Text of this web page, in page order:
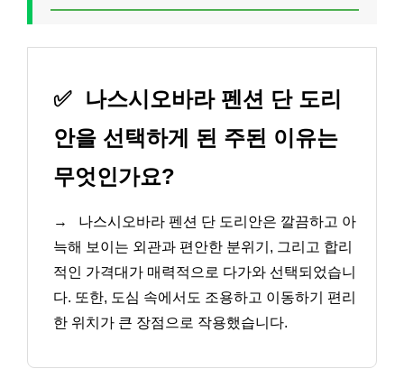
✅
나스시오바라 펜션 단 도리
안을 선택하게 된 주된 이유는
무엇인가요?
→
나스시오바라 펜션 단 도리안은 깔끔하고 아
늑해 보이는 외관과 편안한 분위기, 그리고 합리
적인 가격대가 매력적으로 다가와 선택되었습니
다. 또한, 도심 속에서도 조용하고 이동하기 편리
한 위치가 큰 장점으로 작용했습니다.